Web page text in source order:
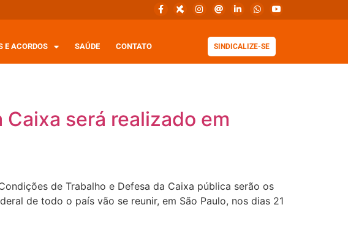
E ACORDOS SAÚDE CONTATO SINDICALIZE-SE
será realizado em
de Trabalho e Defesa da Caixa pública serão os
de todo o país vão se reunir, em São Paulo, nos dias 21